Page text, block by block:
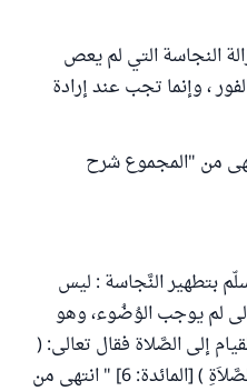
النجاسة التي لم يعص
، وإنما تجب عند إرادة
من "المجموع شرح
بتطهير النَّجاسة : ليس
لم يوجب الوُضُوء، وهو
إلى الصَّلاة فقال تعالى: (
يَاأَيُّهَا الَّذِينَ آمَنُوا إِذَا قُمْتُمْ إِلَى الصَّلاَةِ ) [المائدة: 6] " انتهى من